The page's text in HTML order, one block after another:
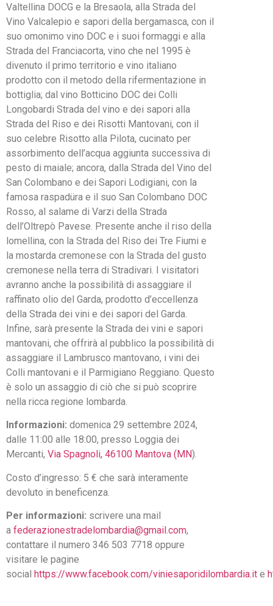
Valtellina DOCG e la Bresaola, alla Strada del
Vino Valcalepio e sapori della bergamasca, con il
suo omonimo vino DOC e i suoi formaggi e alla
Strada del Franciacorta, vino che nel 1995 è
divenuto il primo territorio e vino italiano
prodotto con il metodo della rifermentazione in
bottiglia; dal vino Botticino DOC dei Colli
Longobardi Strada del vino e dei sapori alla
Strada del Riso e dei Risotti Mantovani, con il
suo celebre Risotto alla Pilota, cucinato per
assorbimento dell’acqua aggiunta successiva di
pesto di maiale; ancora, dalla Strada del Vino del
San Colombano e dei Sapori Lodigiani, con la
famosa raspadüra e il suo San Colombano DOC
Rosso, al salame di Varzi della Strada
dell’Oltrepò Pavese. Presente anche il riso della
lomellina, con la Strada del Riso dei Tre Fiumi e
la mostarda cremonese con la Strada del gusto
cremonese nella terra di Stradivari. I visitatori
avranno anche la possibilità di assaggiare il
raffinato olio del Garda, prodotto d’eccellenza
della Strada dei vini e dei sapori del Garda.
Infine, sarà presente la Strada dei vini e sapori
mantovani, che offrirà al pubblico la possibilità di
assaggiare il Lambrusco mantovano, i vini dei
Colli mantovani e il Parmigiano Reggiano. Questo
è solo un assaggio di ciò che si può scoprire
nella ricca regione lombarda.
Informazioni: domenica 29 settembre 2024,
dalle 11:00 alle 18:00, presso Loggia dei
Mercanti, Via Spagnoli, 46100 Mantova (MN).
Costo d’ingresso: 5 € che sarà interamente
devoluto in beneficenza.
Per informazioni: scrivere una mail
a federazionestradelombardia@gmail.com,
contattare il numero 346 503 7718 oppure
visitare le pagine
social https://www.facebook.com/viniesaporidilombardia.it e